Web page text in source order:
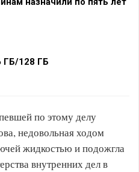
ГБ/128 ГБ
по этому делу
недовольная ходом
жидкостью и подожгла
внутренних дел в